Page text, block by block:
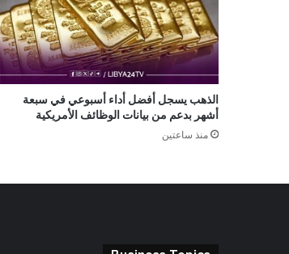
الذهب يسجل أفضل أداء أسبوعي في سبعة
أشهر بدعم من بيانات الوظائف الأمريكية
منذ ساعتين